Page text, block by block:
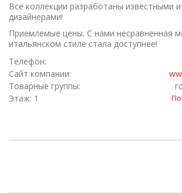
Все коллекции разработаны известными
дизайнерами!
Приемлемые цены. С нами несравненная
итальянском стиле стала доступнее!
Телефон:
Сайт компании:
Товарные группы:
Этаж: 1